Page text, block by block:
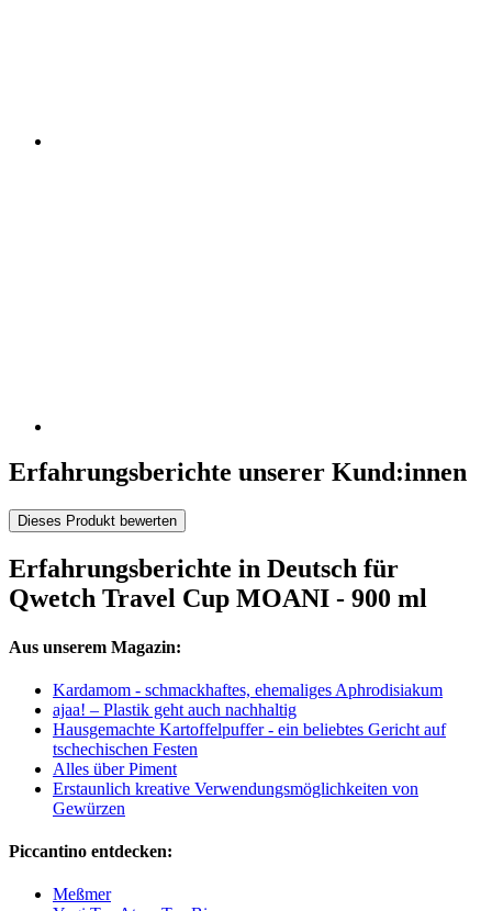
Erfahrungsberichte unserer Kund:innen
Dieses Produkt bewerten
Erfahrungsberichte in Deutsch für
Qwetch Travel Cup MOANI - 900 ml
Aus unserem Magazin:
Kardamom - schmackhaftes, ehemaliges Aphrodisiakum
ajaa! – Plastik geht auch nachhaltig
Hausgemachte Kartoffelpuffer - ein beliebtes Gericht auf
tschechischen Festen
Alles über Piment
Erstaunlich kreative Verwendungsmöglichkeiten von
Gewürzen
Piccantino entdecken:
Meßmer